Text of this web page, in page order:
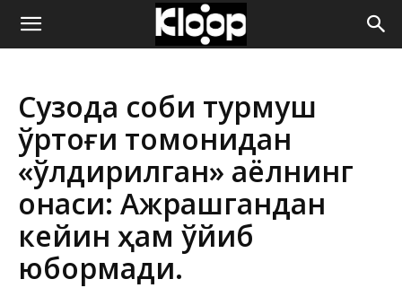
ҚИРҒИЗИСТОН
ЯНГИЛИКЛАРИ
Сузоқда собиқ турмуш
ўртоғи томонидан
«ўлдирилган» аёлнинг
онаси: Ажрашгандан
кейин ҳам қўйиб
юбормади.